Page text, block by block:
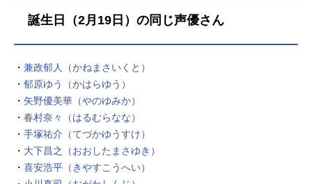
孝敏 能戸隆助監督：山岡信一監
elaED1：「Separation」angelaED
2：「Separation[Pf]」公開開始年＆
季節2004夏アニメ(C)XEBEC・竜宮
島役...
力あるキャラクター、元素を駆使し
yStation4などさまざまなプラットフ
ォームでサービスを展開中。作品名
原神スケジュール2020年9月28日
（月）～配信中キャスト主人公
（兄）：堀江瞬主人公（妹）：悠木
碧パイモン：古賀葵ジン：斎藤千和
恵ガイア：鳥海浩輔バーバラ：鬼頭
誕生日（2月19日）の同じ声優さん
・ 兼政郁人（かねまさいくと）
・ 郁原ゆう（かはらゆう）
・ 矢野優美華（やのゆみか）
・ 春村奈々（はるむらなな）
・ 手塚祐介（てづかゆうすけ）
・ 大下昌之（おおしたまさゆき）
・ 喜安浩平（きやすこうへい）